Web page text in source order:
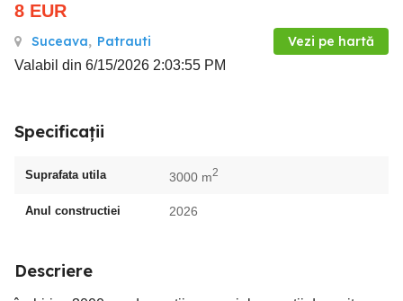
8 EUR
Suceava, Patrauti Vezi pe hartă
Valabil din 6/15/2026 2:03:55 PM
Specificații
Suprafata utila 3000 m2
Anul constructiei 2026
Descriere